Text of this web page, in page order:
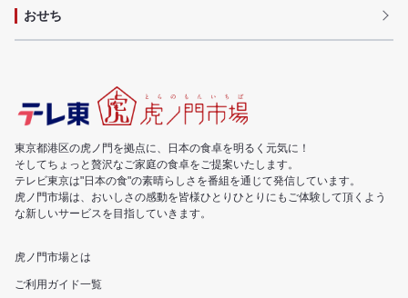
おせち
東京都港区の虎ノ門を拠点に、日本の食卓を明るく元気に！
そしてちょっと贅沢なご家庭の食卓をご提案いたします。
テレビ東京は"日本の食"の素晴らしさを番組を通じて発信しています。
虎ノ門市場は、おいしさの感動を皆様ひとりひとりにもご体験して頂くよう
な新しいサービスを目指していきます。
虎ノ門市場とは
ご利用ガイド一覧